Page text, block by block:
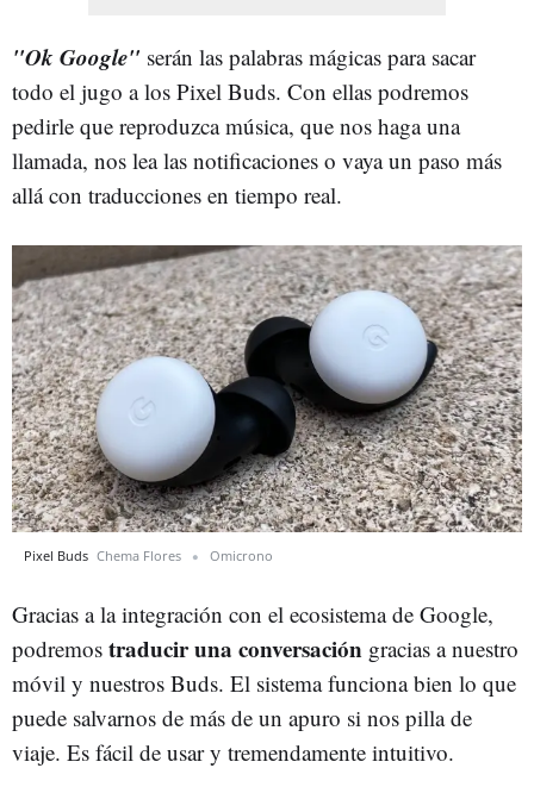
"Ok Google" serán las palabras mágicas para sacar
todo el jugo a los Pixel Buds. Con ellas podremos
pedirle que reproduzca música, que nos haga una
llamada, nos lea las notificaciones o vaya un paso más
allá con traducciones en tiempo real.
Pixel Buds Chema Flores Omicrono
Gracias a la integración con el ecosistema de Google,
podremos traducir una conversación gracias a nuestro
móvil y nuestros Buds. El sistema funciona bien lo que
puede salvarnos de más de un apuro si nos pilla de
viaje. Es fácil de usar y tremendamente intuitivo.